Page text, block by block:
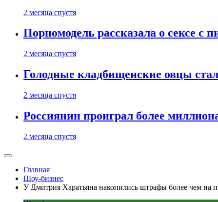
2 месяца спустя
Порномодель рассказала о сексе с
2 месяца спустя
Голодные кладбищенские овцы
2 месяца спустя
Россиянин проиграл более
2 месяца спустя
Главная
Шоу-бизнес
У Дмитрия Харатьяна накопились штрафы более чем на